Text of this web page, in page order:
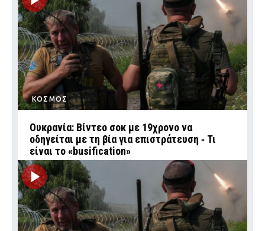
ΚΟΣΜΟΣ
Ουκρανία: Βίντεο σοκ με 19χρονο να
οδηγείται με τη βία για επιστράτευση ‑ Τι
είναι το «busification»